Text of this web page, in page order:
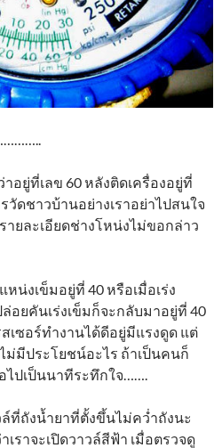
อยู่ที่เลข 60 หลังติดเครื่องอยู่ที่
ดชาวบ้านอย่างเราอย่าไปสนใจ
ายละเอียดช่างโหน่งไม่ขอกล่าว
น่งเข็มอยู่ที่ 40 หรือเมื่อเร่ง
อยคันเร่งเข็มก็จะกลับมาอยู่ที่ 40
เซอร์ทำงานได้ดีอยู่มีแรงดูด แต่
มีประโยชน์อะไร ถ้าเป็นคนก็
ไปเป็นนาทีระทึกใจ…….
ที่ถังน้ำยาที่ตั้งขึ้นไม่คว่ำถังนะ
ราจะเปิดวาวล์สีฟ้า เมื่อตรวจดู